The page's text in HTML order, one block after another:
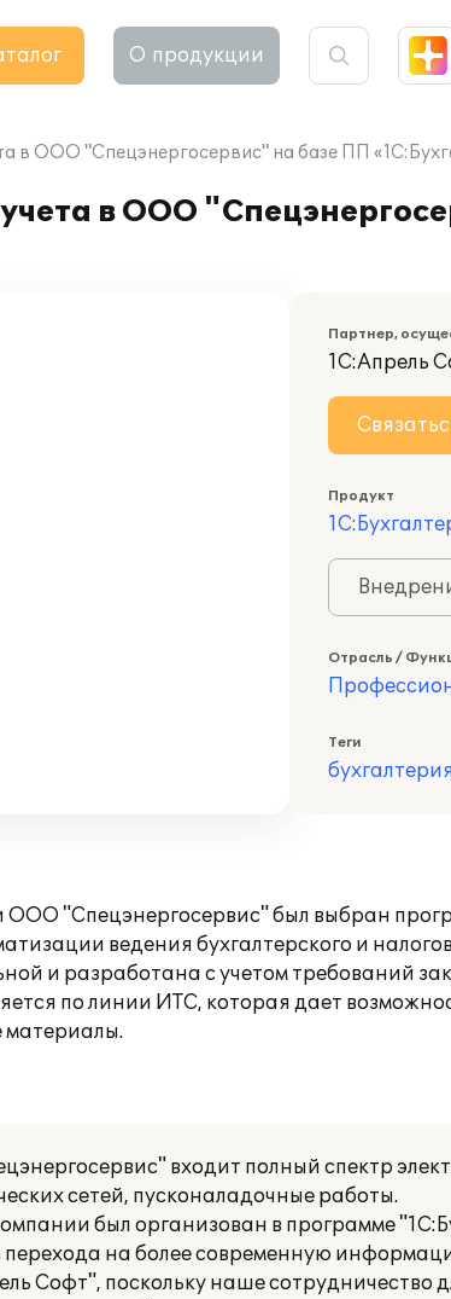
О продукции
в ООО "Спецэнергосервис" на базе ПП
в ООО
Партнер,
1С:Апрель
Продукт
Отрасль /
Теги
бухгалтерия
ООО "Спецэнергосервис" был выбран
ведения бухгалтерского и
и разработана с учетом требований
по линии ИТС, которая дает
материалы.
входит полный спектр
сетей, пусконаладочные работы.
был организован в программе
на более современную
Софт", поскольку наше сотрудничество